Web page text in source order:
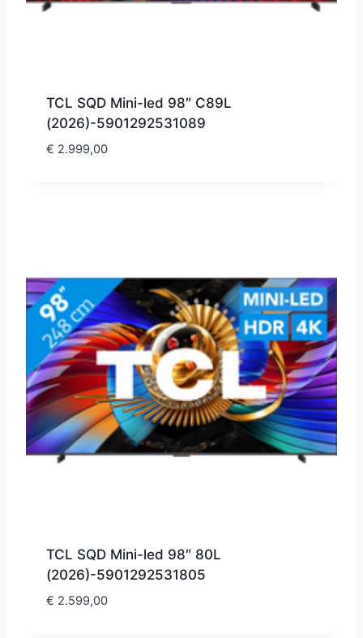
TCL SQD Mini-led 98″ C89L
(2026)-5901292531089
€ 2.999,00
TCL SQD Mini-led 98″ 80L
(2026)-5901292531805
€ 2.599,00